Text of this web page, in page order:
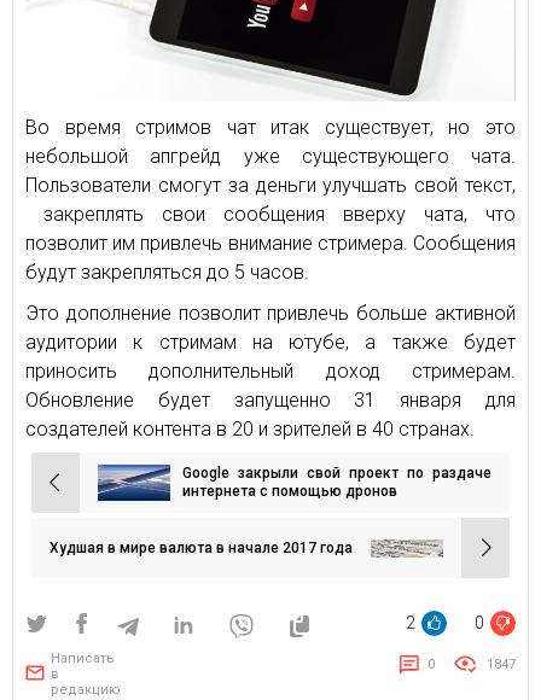
Во время стримов чат итак существует, но это
небольшой апгрейд уже существующего чата.
Пользователи смогут за деньги улучшать свой текст,
закреплять свои сообщения вверху чата, что
позволит им привлечь внимание стримера. Сообщения
будут закрепляться до 5 часов.
Это дополнение позволит привлечь больше активной
аудитории к стримам на ютубе, а также будет
приносить дополнительный доход стримерам.
Обновление будет запущенно 31 января для
создателей контента в 20 и зрителей в 40 странах.
Навигация
по
записям
Google закрыли свой проект по раздаче
интернета с помощью дронов
Худшая в мире валюта в начале 2017 года
2 0
Написать
в
редакцию
0 1847